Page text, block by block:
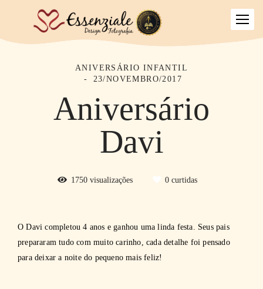
ANIVERSÁRIO INFANTIL
23/NOVEMBRO/2017
Aniversário
Davi
1750visualizações 0curtidas
O Davi completou 4 anos e ganhou uma linda festa. Seus pais
prepararam tudo com muito carinho, cada detalhe foi pensado
para deixar a noite do pequeno mais feliz!